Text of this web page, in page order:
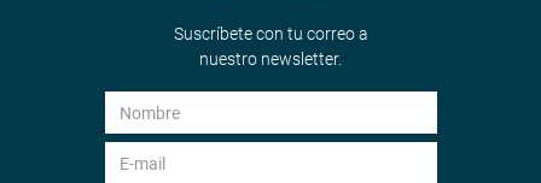
Suscríbete con tu correo a
nuestro newsletter.